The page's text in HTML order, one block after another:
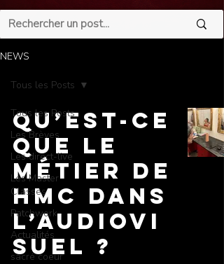
NEWS
Tous les Posts
Les Brèves
Les direct-live
Les Master
Classes
Patchwork
Actualités
sacré coeur
Tous les Posts
Qu’est-ce
que le
métier de
HMC dans
l’audiovi
suel ?